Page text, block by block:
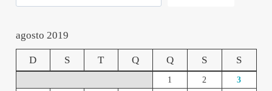
agosto 2019
D S T Q Q S S
1 2
3